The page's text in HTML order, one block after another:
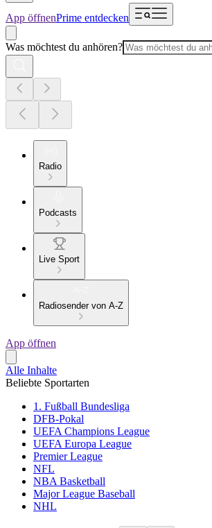
App öffnenPrime entdecken
Was möchtest du anhören?
Radio
Podcasts
Live Sport
Radiosender von A-Z
App öffnen
Alle Inhalte
Beliebte Sportarten
1. Fußball Bundesliga
DFB-Pokal
UEFA Champions League
UEFA Europa League
Premier League
NFL
NBA Basketball
Major League Baseball
NHL